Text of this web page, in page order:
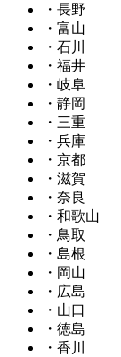
・長野
・富山
・石川
・福井
・岐阜
・静岡
・三重
・兵庫
・京都
・滋賀
・奈良
・和歌山
・鳥取
・島根
・岡山
・広島
・山口
・徳島
・香川